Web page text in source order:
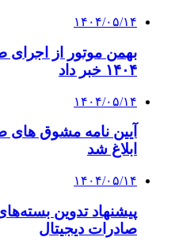
۱۴۰۴/۰۵/۱۴
بهمن موتور از اجرای
۱۴۰۴ خبر داد
۱۴۰۴/۰۵/۱۴
آیین نامه مشوق های
ابلاغ شد
۱۴۰۴/۰۵/۱۴
پیشنهاد تدوین
صادرات دیجیتال